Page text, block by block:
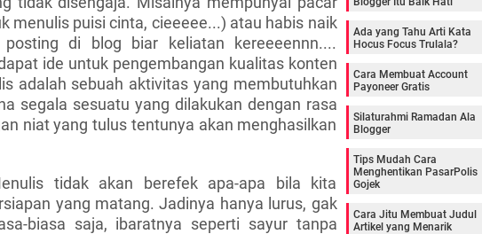
menulis puisi cinta, cieeeee...) atau habis naik
di blog biar keliatan kereeeennn....
ide untuk pengembangan kualitas konten
adalah sebuah aktivitas yang membutuhkan
segala sesuatu yang dilakukan dengan rasa
niat yang tulus tentunya akan menghasilkan
tidak akan berefek apa-apa bila kita
yang matang. Jadinya hanya lurus, gak
biasa saja, ibaratnya seperti sayur tanpa
Ada yang Tahu Arti Kata
Hocus Focus Trulala?
Cara Membuat Account
Payoneer Gratis
Silaturahmi Ramadan Ala
Blogger
Tips Mudah Cara
Menghentikan PasarPolis
Gojek
Cara Jitu Membuat Judul
Artikel yang Menarik